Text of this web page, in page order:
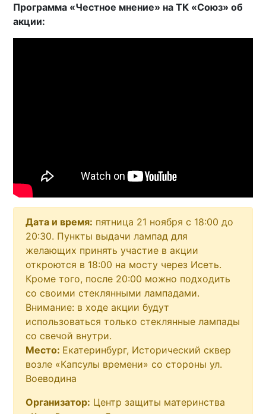
Программа «Честное мнение» на ТК «Союз» об
акции:
Дата и время: пятница 21 ноября с 18:00 до
20:30. Пункты выдачи лампад для
желающих принять участие в акции
откроются в 18:00 на мосту через Исеть.
Кроме того, после 20:00 можно подходить
со своими стеклянными лампадами.
Внимание: в ходе акции будут
использоваться только стеклянные лампады
со свечой внутри.
Место: Екатеринбург, Исторический сквер
возле «Капсулы времени» со стороны ул.
Воеводина
Организатор: Центр защиты материнства